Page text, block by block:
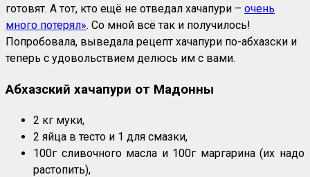
готовят. А тот, кто ещё не отведал хачапури – очень
много потерял». Со мной всё так и получилось!
Попробовала, выведала рецепт хачапури по-абхазски и
теперь с удовольствием делюсь им с вами.
Абхазский хачапури от Мадонны
2 кг муки,
2 яйца в тесто и 1 для смазки,
100г сливочного масла и 100г маргарина (их надо
растопить),